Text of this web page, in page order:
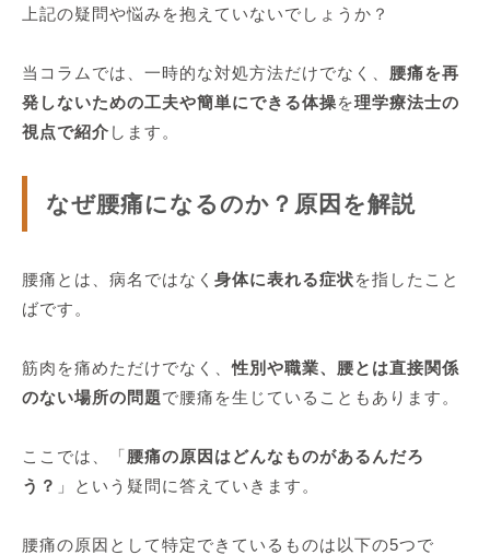
上記の疑問や悩みを抱えていないでしょうか？
当コラムでは、一時的な対処方法だけでなく、 腰痛を再
発しないための工夫や簡単にできる体操を理学療法士の
視点で紹介 します。
なぜ腰痛になるのか？原因を解説
腰痛とは、病名ではなく 身体に表れる症状を指したこと
ばです。
筋肉を痛めただけでなく、性別や職業、腰とは直接関係
のない場所の問題で腰痛を生じていることもあります。
ここでは、「腰痛の原因はどんなものがあるんだろ
う？ 」という疑問に答えていきます。
腰痛の原因として特定できているものは以下の5つで